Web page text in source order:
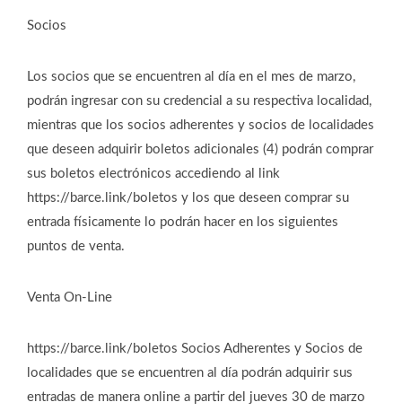
Socios
Los socios que se encuentren al día en el mes de marzo,
podrán ingresar con su credencial a su respectiva localidad,
mientras que los socios adherentes y socios de localidades
que deseen adquirir boletos adicionales (4) podrán comprar
sus boletos electrónicos accediendo al link
https://barce.link/boletos y los que deseen comprar su
entrada físicamente lo podrán hacer en los siguientes
puntos de venta.
Venta On-Line
https://barce.link/boletos Socios Adherentes y Socios de
localidades que se encuentren al día podrán adquirir sus
entradas de manera online a partir del jueves 30 de marzo